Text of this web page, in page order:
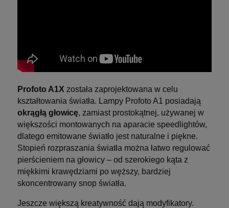
Profoto A1X została zaprojektowana w celu
kształtowania światła. Lampy Profoto A1 posiadają
okrągłą głowicę, zamiast prostokątnej, używanej w
większości montowanych na aparacie speedlightów,
dlatego emitowane światło jest naturalne i piękne.
Stopień rozpraszania światła można łatwo regulować
pierścieniem na głowicy – od szerokiego kąta z
miękkimi krawędziami po węższy, bardziej
skoncentrowany snop światła.
Jeszcze większą kreatywność dają modyfikatory.